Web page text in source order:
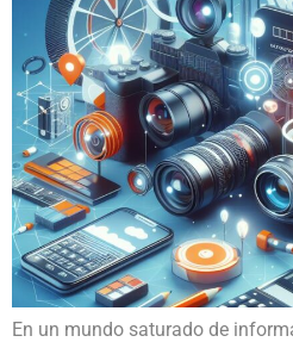
En un mundo saturado de